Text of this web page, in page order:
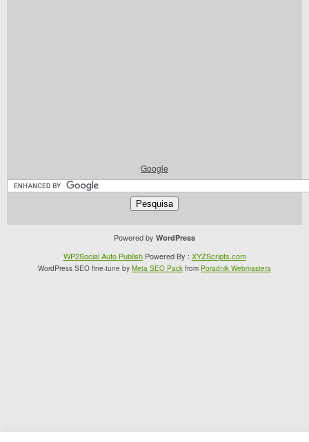
Google
Powered by WordPress
WP2Social Auto PublishPowered By : XYZScripts.com
WordPress SEO fine-tune by Meta SEO Pack from Poradnik Webmastera